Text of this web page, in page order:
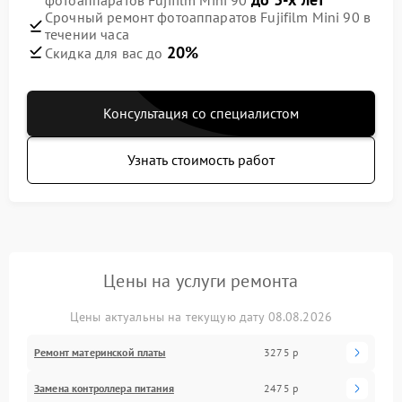
Срочный ремонт фотоаппаратов Fujifilm Mini 90 в
течении часа
Скидка для вас до 20%
Консультация со специалистом
Узнать стоимость работ
Цены на услуги ремонта
Цены актуальны на текущую дату 08.08.2026
Ремонт материнской платы 3275 р
Замена контроллера питания 2475 р